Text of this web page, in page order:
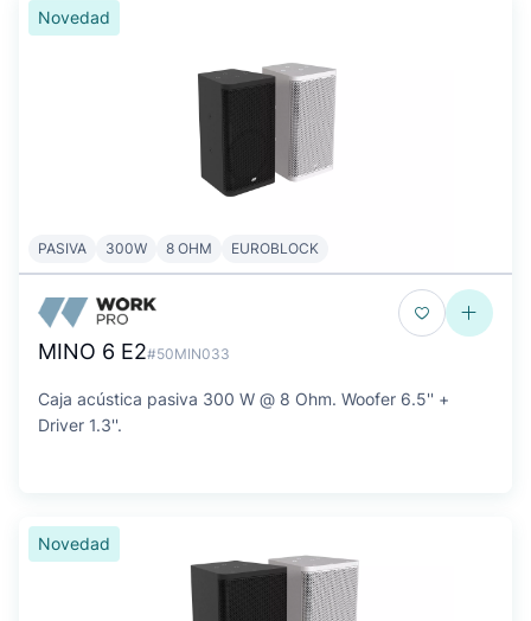
Novedad
PASIVA 300W 8 OHM EUROBLOCK
MINO 6 E2#50MIN033
Caja acústica pasiva 300 W @ 8 Ohm. Woofer 6.5'' +
Driver 1.3''.
Novedad